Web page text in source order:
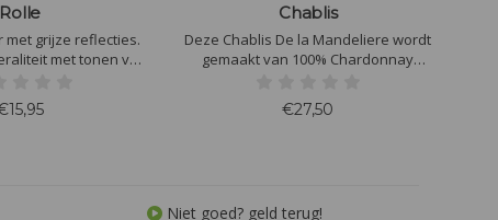
Rolle
met grijze reflecties.
met tonen van
wijn met tonen
lange complexe
Chablis
Deze Chablis De la Mandeliere wordt
gemaakt van 100% Chardonnay
smaak bevat citrustonen, een heerlijk
zuurtje en wederom die mineralen,
€27,50
Niet goed? geld terug!